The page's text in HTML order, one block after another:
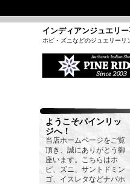
インディアンジュエリ
ホピ・ズニなどのジュエリーリ
ようこそパインリッ
ジへ！
当店ホームページをご覧
頂き、誠にありがとう御
座います。こちらはホ
ピ、ズニ、サントドミン
ゴ、イスレタなどナバホ